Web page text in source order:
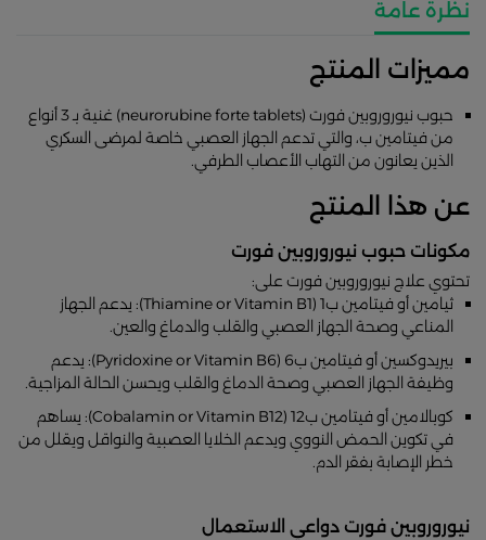
نظرة عامة
مميزات المنتج
حبوب نيوروروبين فورت (neurorubine forte tablets) غنية بـ 3 أنواع
من فيتامين ب، والتي تدعم الجهاز العصبي خاصة لمرضى السكري
الذين يعانون من التهاب الأعصاب الطرفي.
عن هذا المنتج
مكونات حبوب نيوروروبين فورت
تحتوي علاج نيوروروبين فورت على:
ثيامين أو فيتامين ب1 (Thiamine or Vitamin B1): يدعم الجهاز
المناعي وصحة الجهاز العصبي والقلب والدماغ والعين.
بيريدوكسين أو فيتامين ب6 (Pyridoxine or Vitamin B6): يدعم
وظيفة الجهاز العصبي وصحة الدماغ والقلب ويحسن الحالة المزاجية.
كوبالامين أو فيتامين ب12 (Cobalamin or Vitamin B12): يساهم
في تكوين الحمض النووي ويدعم الخلايا العصبية والنواقل ويقلل من
خطر الإصابة بفقر الدم.
نيوروروبين فورت دواعي الاستعمال